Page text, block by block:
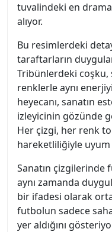
tuvalindeki en
alıyor.
Bu resimlerdeki
taraftarların
Tribünlerdeki coşku,
renklerle aynı
heyecanı, sanatın
izleyicinin gözünde
Her çizgi, her renk
hareketliliğiyle uyum
Sanatın çizgilerinde
aynı zamanda
bir ifadesi olarak
futbolun sadece
yer aldığını